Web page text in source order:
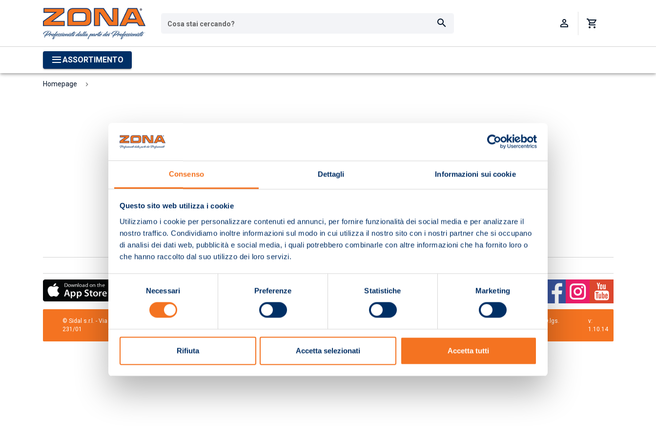
Consenso Dettagli Informazioni sui cookie
Questo sito web utilizza i cookie
Utilizziamo i cookie per personalizzare contenuti ed annunci, per fornire funzionalità dei social media e per analizzare il
nostro traffico. Condividiamo inoltre informazioni sul modo in cui utilizza il nostro sito con i nostri partner che si occupano
di analisi dei dati web, pubblicità e social media, i quali potrebbero combinarle con altre informazioni che ha fornito loro o
che hanno raccolto dal suo utilizzo dei loro servizi.
Selezione
consenso
Necessari Preferenze Statistiche Marketing
Rifiuta Accetta selezionati Accetta tutti
Cosa stai cercando?
ASSORTIMENTO
Homepage
© Sidal s.r.l. - Via S.Agostino,50, 51100 Pistoia - Cod.Fisc. e Registro Imprese Pistoia 01680210505 – R.E.A. n.155974 - Cap.Soc. € 2.000.000,00 i.v. La Società adotta il Codice Etico D.lgs.
231/01
v:
1.10.14